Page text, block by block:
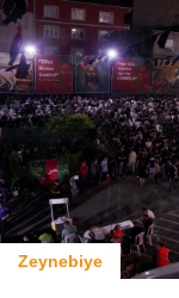
Zeynebiye